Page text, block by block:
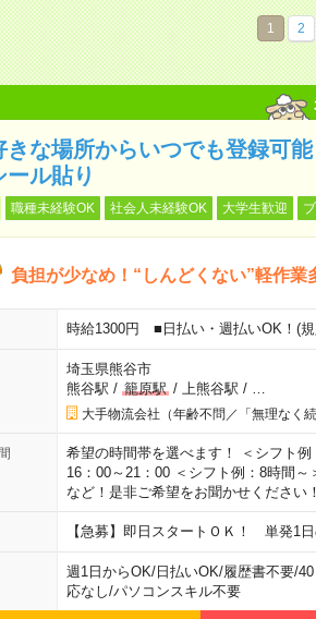
1 2
きな場所からいつでも登録可
ール貼り
職種未経験OK 社会人未経験OK 大学生歓迎
負担が少なめ！“しんどくない”軽作業
時給1300円 ■日払い・週払いOK！(
埼玉県熊谷市
熊谷駅 / 籠原駅/ 上熊谷駅 /
大手物流会社（年齢不問／「無理なく
希望の時間帯を選べます！ ＜シフト
16：00～21：00 ＜シフト例：8時間
など！是非ご希望をお聞かせください！
【急募】即日スタートＯＫ！ 単発1
週1日からOK/日払いOK/履歴書不要/
応なし/パソコンスキル不要